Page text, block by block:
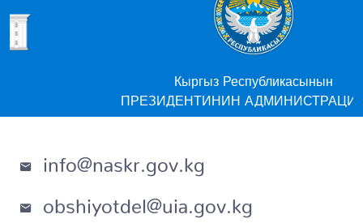
Кыргыз Республикасынын
ПРЕЗИДЕНТИНИН АДМИНИСТРАЦИЯСЫ
info@naskr.gov.kg
obshiyotdel@uia.gov.kg